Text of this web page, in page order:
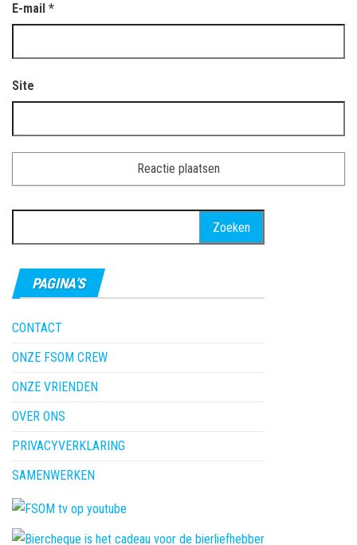
E-mail *
Site
naar:
PAGINA’S
CONTACT
ONZE FSOM CREW
ONZE VRIENDEN
OVER ONS
PRIVACYVERKLARING
SAMENWERKEN